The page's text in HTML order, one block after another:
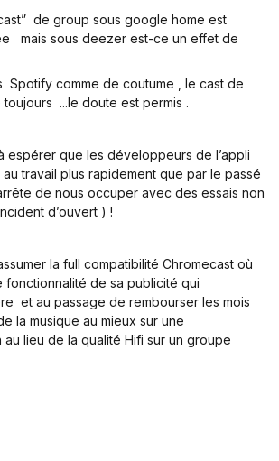
de group sous google home est
mais sous deezer est-ce un effet de
Spotify comme de coutume , le cast de
...le doute est permis .
espérer que les développeurs de l’appli
travail plus rapidement que par le passé
de nous occuper avec des essais non
d’ouvert ) !
la full compatibilité Chromecast où
fonctionnalité de sa publicité qui
et au passage de rembourser les mois
la musique au mieux sur une
lieu de la qualité Hifi sur un groupe